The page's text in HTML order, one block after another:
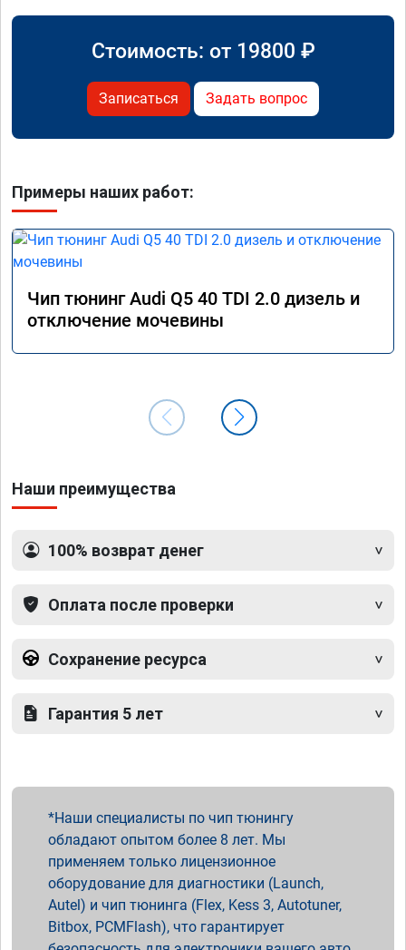
Стоимость: от 19800 ₽
Записаться Задать вопрос
Примеры наших работ:
Чип тюнинг Audi Q5 40 TDI 2.0 дизель и
отключение мочевины
Наши преимущества
100% возврат денег
Оплата после проверки
Сохранение ресурса
Гарантия 5 лет
Наши специалисты по чип тюнингу
обладают опытом более 8 лет. Мы
применяем только лицензионное
оборудование для диагностики (Launch,
Autel) и чип тюнинга (Flex, Kess 3, Autotuner,
Bitbox, PCMFlash), что гарантирует